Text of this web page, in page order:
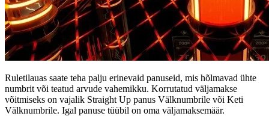
Ruletilauas saate teha palju erinevaid panuseid, mis hõlmavad ühte
numbrit või teatud arvude vahemikku. Korrutatud väljamakse
võitmiseks on vajalik Straight Up panus Välknumbrile või Keti
Välknumbrile. Igal panuse tüübil on oma väljamaksemäär.